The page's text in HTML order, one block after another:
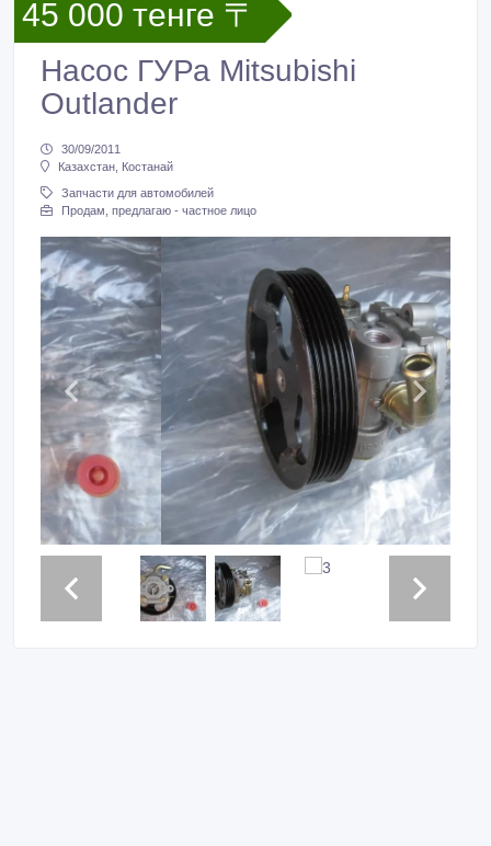
45 000 тенге 〒
Насос ГУРа Mitsubishi
Outlander
30/09/2011
Казахстан, Костанай
Запчасти для автомобилей
Продам, предлагаю - частное лицо